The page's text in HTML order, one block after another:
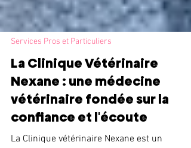
Services Pros et Particuliers
La Clinique Vétérinaire
Nexane : une médecine
vétérinaire fondée sur la